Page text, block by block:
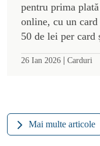
pentru prima
online, cu un
50 de lei per card
26 Ian 2026 | Carduri
Mai multe articole